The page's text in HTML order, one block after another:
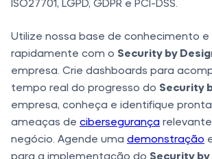
Utilize nossa base de conhecimento e
rapidamente com o Security by
empresa. Crie dashboards para
tempo real do progresso do Security
empresa, conheça e identifique
ameaças de cibersegurança
negócio. Agende uma demonstração
para a implementação do Security by